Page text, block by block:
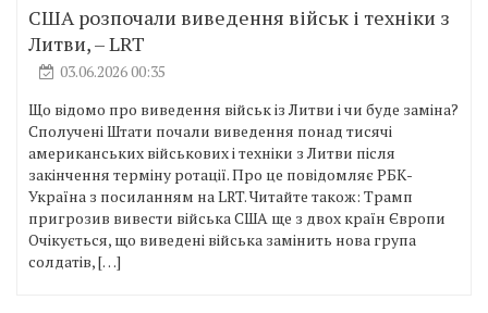
США розпочали виведення військ і техніки з
Литви, – LRT
03.06.2026 00:35
Що відомо про виведення військ із Литви і чи буде заміна?
Сполучені Штати почали виведення понад тисячі
американських військових і техніки з Литви після
закінчення терміну ротації. Про це повідомляє РБК-
Україна з посиланням на LRT. Читайте також: Трамп
пригрозив вивести війська США ще з двох країн Європи
Очікується, що виведені війська замінить нова група
солдатів, […]